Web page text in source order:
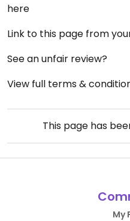
here
Link to this page from
See an unfair review?
View full terms &
This page has
My